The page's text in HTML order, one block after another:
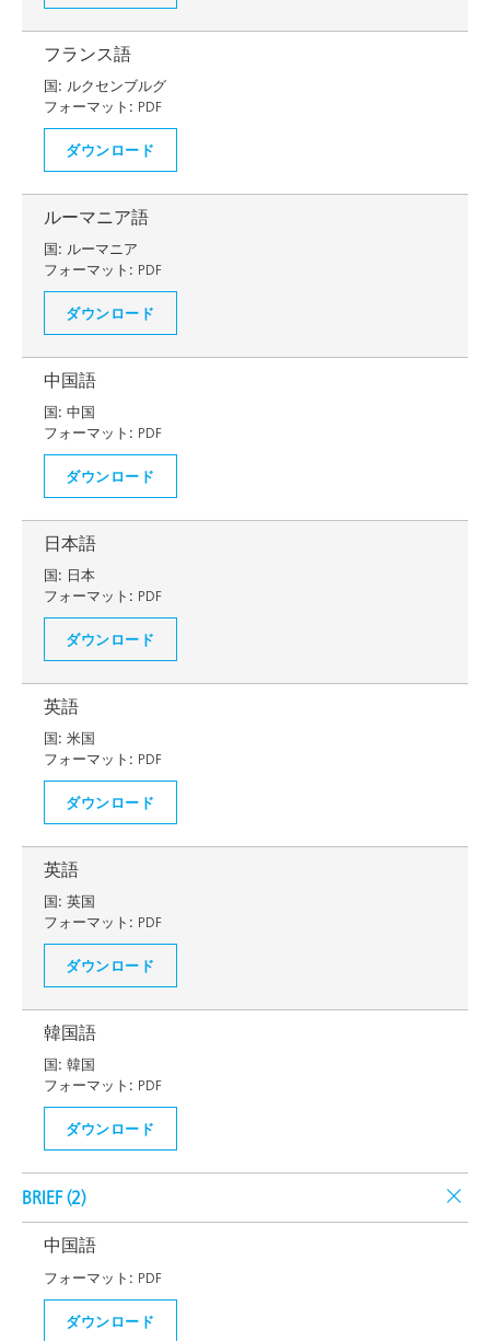
フランス語
国: ルクセンブルグ
フォーマット: PDF
ダウンロード
ルーマニア語
国: ルーマニア
フォーマット: PDF
ダウンロード
中国語
国: 中国
フォーマット: PDF
ダウンロード
日本語
国: 日本
フォーマット: PDF
ダウンロード
英語
国: 米国
フォーマット: PDF
ダウンロード
英語
国: 英国
フォーマット: PDF
ダウンロード
韓国語
国: 韓国
フォーマット: PDF
ダウンロード
BRIEF (2)
中国語
フォーマット: PDF
ダウンロード